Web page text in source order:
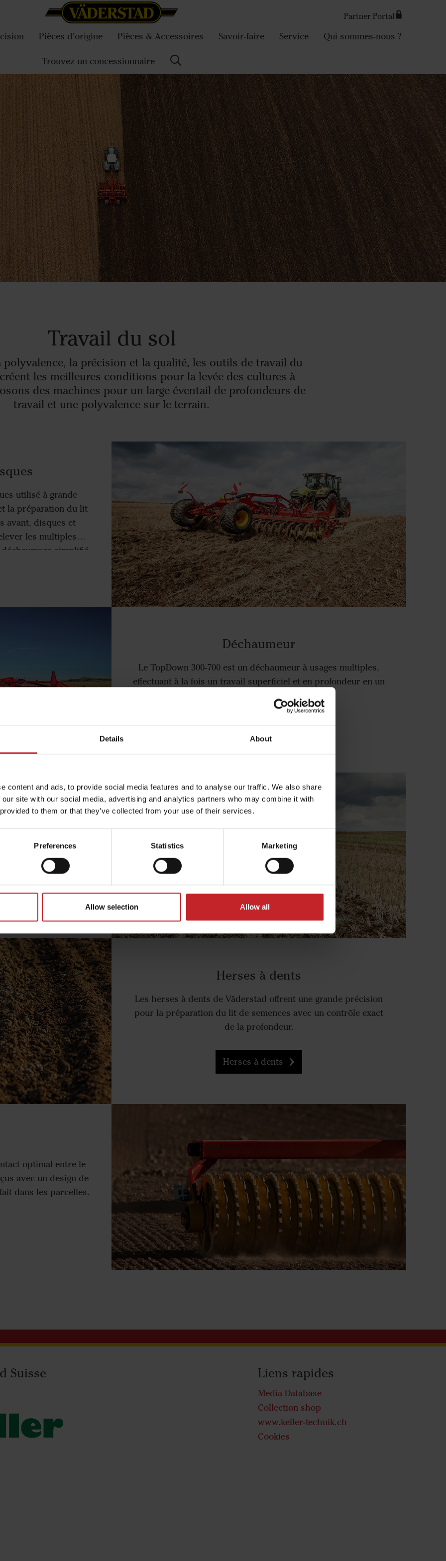
Details About
content and ads, to provide social media features and to analyse our traffic. We also share
site with our social media, advertising and analytics partners who may combine it with
to them or that they’ve collected from your use of their services.
Preferences Statistics Marketing
Allow selection Allow all
Partner Portal
Pièces d'origine Pièces & Accessoires Savoir-faire Service Qui sommes-nous ?
Trouvez un concessionnaire
Travail du sol
polyvalence, la précision et la qualité, les outils de travail du
les meilleures conditions pour la levée des cultures à
des machines pour un large éventail de profondeurs de
travail et une polyvalence sur le terrain.
utilisé à grande
la préparation du lit
avant, disques et
les multiples
simplifié
Déchaumeur
Le TopDown 300-700 est un déchaumeur à usages multiples,
effectuant à la fois un travail superficiel et en profondeur en un
grande qualité qui
carburant. Nos
types de sol en
et l'économie.
Herses à dents
Les herses à dents de Väderstad offrent une grande précision
pour la préparation du lit de semences avec un contrôle exact
de la profondeur.
Herses à dents
optimal entre le
avec un design de
dans les parcelles.
Suisse Liens rapides
Media Database
Collection shop
www.keller-technik.ch
Cookies